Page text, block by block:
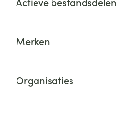
Merken
Organisaties